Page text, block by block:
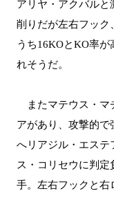
アリヤ・アクバルと
削りだが左右フック
うち16KOとKO率
れそうだ。
またマテウス・マ
アがあり、攻撃的で
へリアジル・エステ
ス・コリセウに判
手。左右フックと右